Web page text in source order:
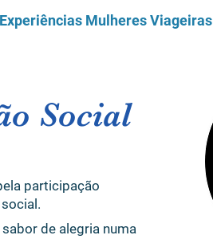
Mulheres Viageiras
Social
participação
sabor de alegria numa